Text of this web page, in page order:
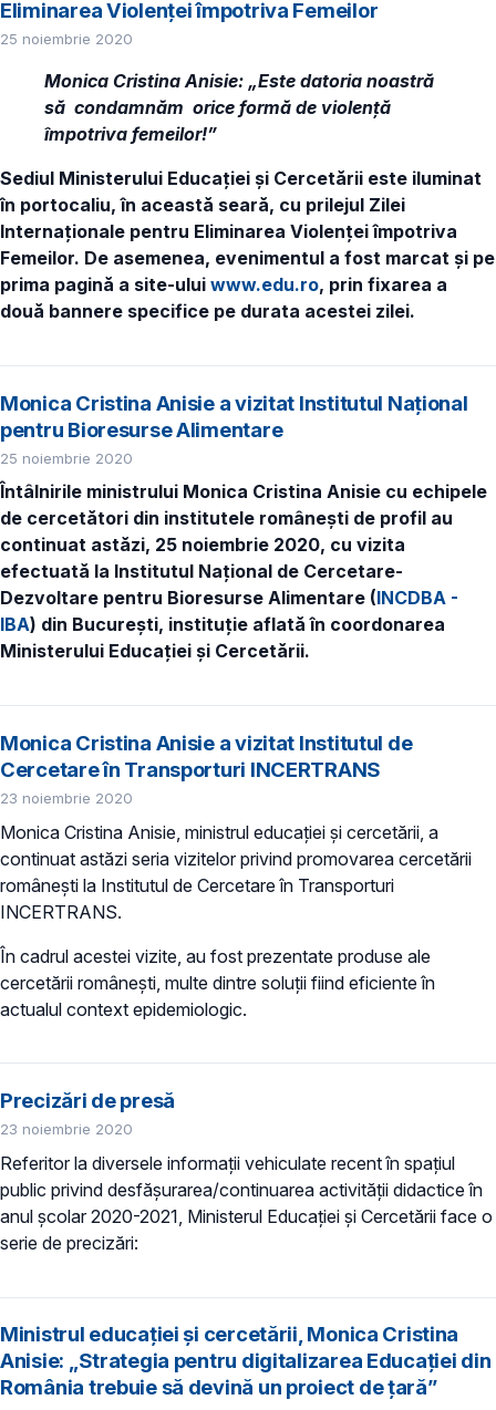
Eliminarea Violenței împotriva Femeilor
25 noiembrie 2020
Monica Cristina Anisie: „Este datoria noastră
să condamnăm orice formă de violență
împotriva femeilor!”
Sediul Ministerului Educației și Cercetării este iluminat
în portocaliu, în această seară, cu prilejul Zilei
Internaționale pentru Eliminarea Violenței împotriva
Femeilor. De asemenea, evenimentul a fost marcat și pe
prima pagină a site-ului www.edu.ro, prin fixarea a
două bannere specifice pe durata acestei zilei.
Monica Cristina Anisie a vizitat Institutul Național
pentru Bioresurse Alimentare
25 noiembrie 2020
Întâlnirile ministrului Monica Cristina Anisie cu echipele
de cercetători din institutele românești de profil au
continuat astăzi, 25 noiembrie 2020, cu vizita
efectuată la Institutul Național de Cercetare-
Dezvoltare pentru Bioresurse Alimentare (INCDBA -
IBA) din București, instituție aflată în coordonarea
Ministerului Educației și Cercetării.
Monica Cristina Anisie a vizitat Institutul de
Cercetare în Transporturi INCERTRANS
23 noiembrie 2020
Monica Cristina Anisie, ministrul educației și cercetării, a
continuat astăzi seria vizitelor privind promovarea cercetării
românești la Institutul de Cercetare în Transporturi
INCERTRANS.
În cadrul acestei vizite, au fost prezentate produse ale
cercetării românești, multe dintre soluții fiind eficiente în
actualul context epidemiologic.
Precizări de presă
23 noiembrie 2020
Referitor la diversele informații vehiculate recent în spațiul
public privind desfășurarea/continuarea activității didactice în
anul școlar 2020-2021, Ministerul Educației și Cercetării face o
serie de precizări:
Ministrul educației și cercetării, Monica Cristina
Anisie: „Strategia pentru digitalizarea Educației din
România trebuie să devină un proiect de țară”